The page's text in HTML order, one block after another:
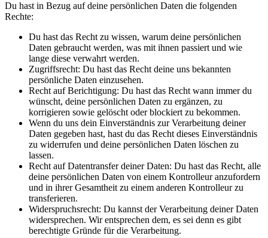
Du hast in Bezug auf deine persönlichen Daten die folgenden
Rechte:
Du hast das Recht zu wissen, warum deine persönlichen
Daten gebraucht werden, was mit ihnen passiert und wie
lange diese verwahrt werden.
Zugriffsrecht: Du hast das Recht deine uns bekannten
persönliche Daten einzusehen.
Recht auf Berichtigung: Du hast das Recht wann immer du
wünscht, deine persönlichen Daten zu ergänzen, zu
korrigieren sowie gelöscht oder blockiert zu bekommen.
Wenn du uns dein Einverständnis zur Verarbeitung deiner
Daten gegeben hast, hast du das Recht dieses Einverständnis
zu widerrufen und deine persönlichen Daten löschen zu
lassen.
Recht auf Datentransfer deiner Daten: Du hast das Recht, alle
deine persönlichen Daten von einem Kontrolleur anzufordern
und in ihrer Gesamtheit zu einem anderen Kontrolleur zu
transferieren.
Widerspruchsrecht: Du kannst der Verarbeitung deiner Daten
widersprechen. Wir entsprechen dem, es sei denn es gibt
berechtigte Gründe für die Verarbeitung.